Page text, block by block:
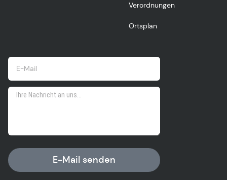
Verordnungen
Ortsplan
E-Mail senden